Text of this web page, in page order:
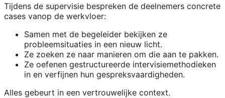
Tijdens de supervisie bespreken de deelnemers concrete
cases vanop de werkvloer:
Samen met de begeleider bekijken ze
probleemsituaties in een nieuw licht.
Ze zoeken ze naar manieren om die aan te pakken.
Ze oefenen gestructureerde intervisiemethodieken
in en verfijnen hun gespreksvaardigheden.
Alles gebeurt in een vertrouwelijke context.